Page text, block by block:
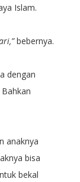
Islam.
bebernya.
dengan
anaknya
bisa
bekal